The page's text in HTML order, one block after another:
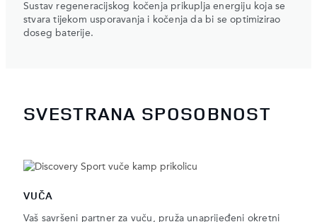
Sustav regeneracijskog kočenja prikuplja energiju koja se
stvara tijekom usporavanja i kočenja da bi se optimizirao
doseg baterije.
SVESTRANA SPOSOBNOST
VUČA
Vaš savršeni partner za vuču, pruža unaprijeđeni okretni